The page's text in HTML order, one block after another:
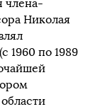
члена-
Николая
1960 по 1989